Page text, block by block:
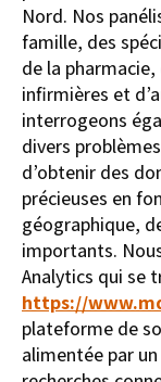
Nord. Nos
famille, des
de la
infirmières et
interrogeons
divers
d’obtenir des
précieuses en
géographique,
importants.
Analytics qui se
https://
plateforme de
alimentée par